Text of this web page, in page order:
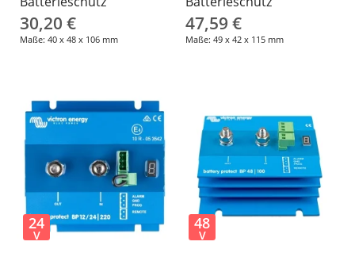
30,20 €
Maße: 40 x 48 x 106 mm
47,59 €
Maße: 49 x 42 x 115 mm
24
V
48
V